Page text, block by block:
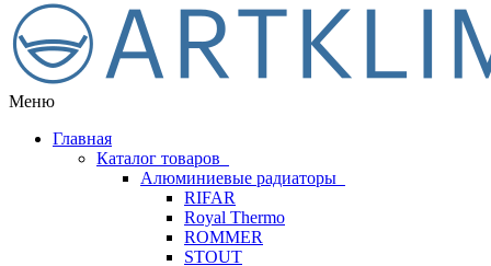
Меню
Главная
Каталог товаров
Алюминиевые радиаторы
RIFAR
Royal Thermo
ROMMER
STOUT